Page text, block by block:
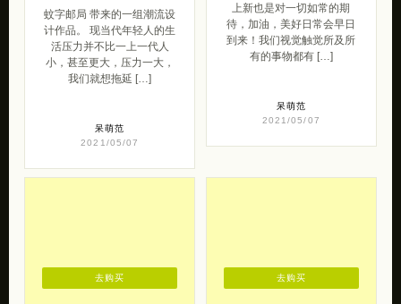
蚊字邮局 带来的一组潮流设
计作品。 现当代年轻人的生
活压力并不比一上一代人
小，甚至更大，压力一大，
我们就想拖延 […]
呆萌范
2021/05/07
上新也是对一切如常的期
待，加油，美好日常会早日
到来！我们视觉触觉所及所
有的事物都有 […]
呆萌范
2021/05/07
去购买 去购买